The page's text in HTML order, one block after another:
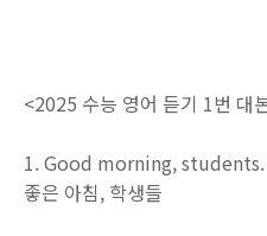
<2025 수능 영어 듣기 1번 대
1. Good morning, students.
좋은 아침, 학생들